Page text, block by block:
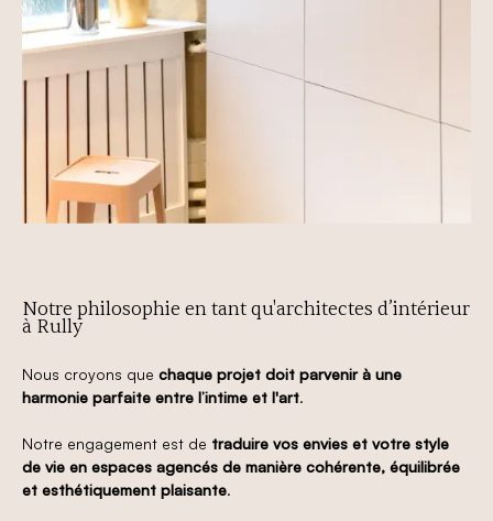
Notre philosophie en tant qu'architectes d’intérieur
à Rully
Nous croyons que chaque projet doit parvenir à une
harmonie parfaite entre l’intime et l'art.
Notre engagement est de traduire vos envies et votre style
de vie en espaces agencés de manière cohérente, équilibrée
et esthétiquement plaisante.